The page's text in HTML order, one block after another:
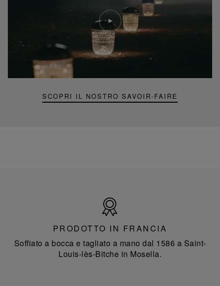
SCOPRI IL NOSTRO SAVOIR-FAIRE
Riproduci
video
Video
YouTube,
lampada
portatile
mini
Francia
PRODOTTO IN FRANCIA
Soffiato a bocca e tagliato a mano dal 1586 a Saint-
Louis-lès-Bitche in Mosella.